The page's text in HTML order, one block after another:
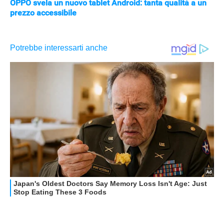
OPPO svela un nuovo tablet Android: tanta qualità a un
prezzo accessibile